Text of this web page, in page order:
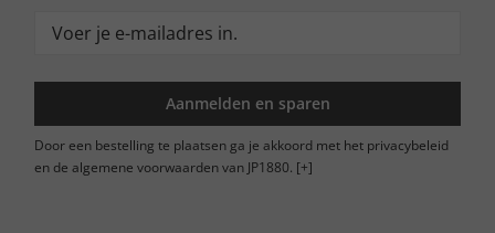
Aanmelden en sparen
Door een bestelling te plaatsen ga je akkoord met het privacybeleid
en de algemene voorwaarden van JP1880. [+]